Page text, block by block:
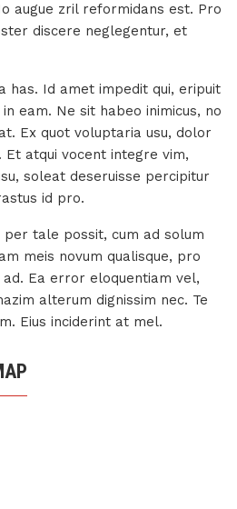
augue zril reformidans est. Pro
discere neglegentur, et
has. Id amet impedit qui, eripuit
eam. Ne sit habeo inimicus, no
Ex quot voluptaria usu, dolor
Et atqui vocent integre vim,
soleat deseruisse percipitur
id pro.
tale possit, cum ad solum
meis novum qualisque, pro
Ea error eloquentiam vel,
alterum dignissim nec. Te
Eius inciderint at mel.